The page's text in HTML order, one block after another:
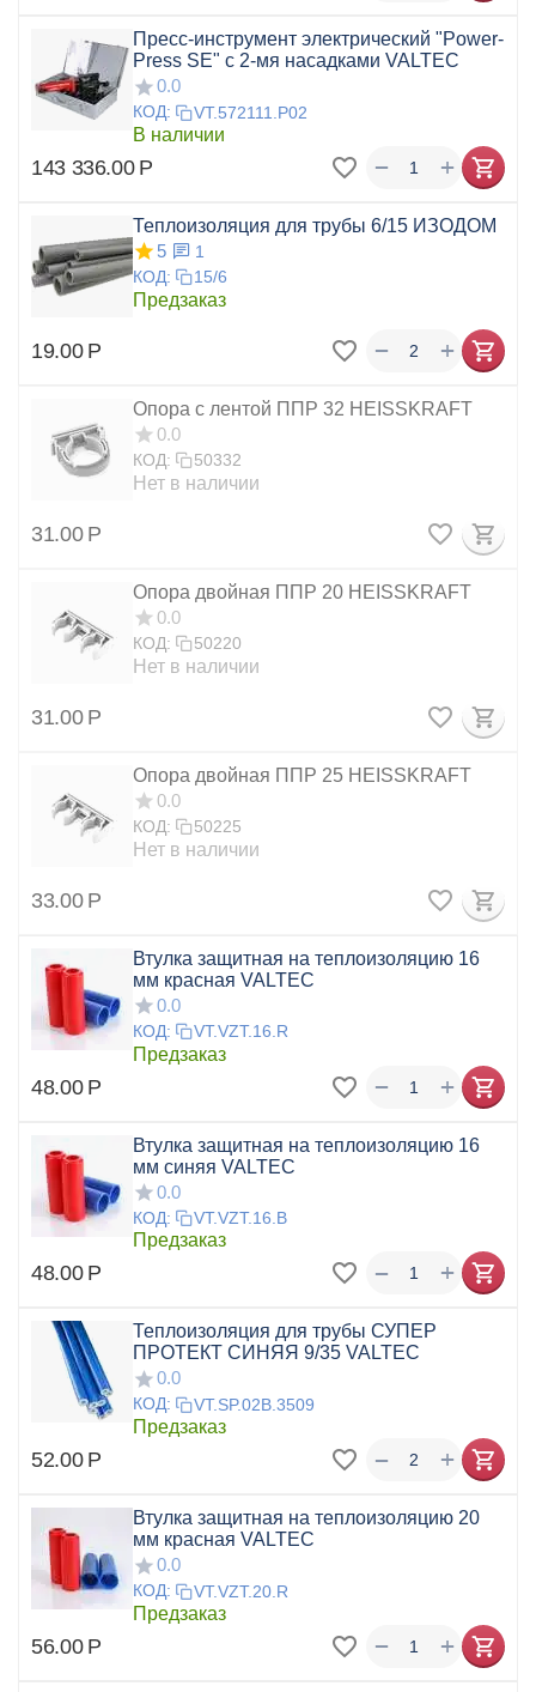
Пресс-инструмент электрический "Power-
Press SE" с 2-мя насадками VALTEC
0.0
КОД: VT.572111.P02
В наличии
143 336.00 Р +
−
Теплоизоляция для трубы 6/15 ИЗОДОМ
5
1
КОД:
15/6
Предзаказ
19.00 Р +
−
Опора с лентой ППР 32 HEISSKRAFT
0.0
КОД: 50332
Нет в наличии
31.00 Р
Опора двойная ППР 20 HEISSKRAFT
0.0
КОД: 50220
Нет в наличии
31.00 Р
Опора двойная ППР 25 HEISSKRAFT
0.0
КОД: 50225
Нет в наличии
33.00 Р
Втулка защитная на теплоизоляцию 16
мм красная VALTEC
0.0
КОД: VT.VZT.16.R
Предзаказ
48.00 Р +
−
Втулка защитная на теплоизоляцию 16
мм синяя VALTEC
0.0
КОД: VT.VZT.16.B
Предзаказ
48.00 Р +
−
Теплоизоляция для трубы СУПЕР
ПРОТЕКТ СИНЯЯ 9/35 VALTEC
0.0
КОД: VT.SP.02B.3509
Предзаказ
52.00 Р +
−
Втулка защитная на теплоизоляцию 20
мм красная VALTEC
0.0
КОД: VT.VZT.20.R
Предзаказ
56.00 Р +
−